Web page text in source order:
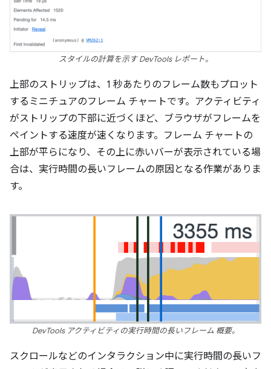
スタイルの計算を示す DevTools レポート。
上部のストリップは、1 秒あたりのフレーム数もプロット
するミニチュアのフレーム チャートです。アクティビティ
がストリップの下部に近づくほど、ブラウザがフレームを
ペイントする速度が速くなります。フレーム チャートの
上部が平らになり、その上に赤いバーが表示されている場
合は、実行時間の長いフレームの原因となる作業がありま
す。
DevTools アクティビティの実行時間の長いフレーム 概要。
スクロールなどのインタラクション中に実行時間の長いフ